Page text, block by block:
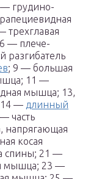
грудино-
трехглавая
— плече-
разгибатель
; 9 — большая
11 —
мышца; 13,
14 — длинный
часть
косая
спины; 21 —
мышца; 23 —